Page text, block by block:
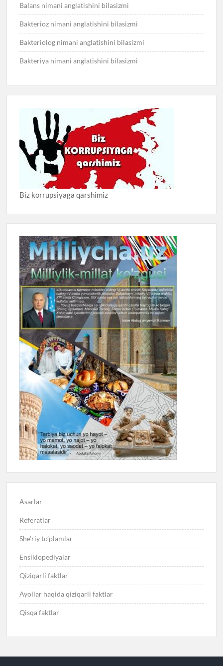
Balans nimani anglatishini bilasizmi
Bakterioz nimani anglatishini bilasizmi
Bakteriolog nimani anglatishini bilasizmi
Bakteriya nimani anglatishini bilasizmi
Biz korrupsiyaga qarshimiz
Asarlar
Referatlar
She’riy to’plamlar
Ensiklopediyalar
Qiziqarli faktlar
Ayollar haqida qiziqarli faktlar
Qisqa faktlar